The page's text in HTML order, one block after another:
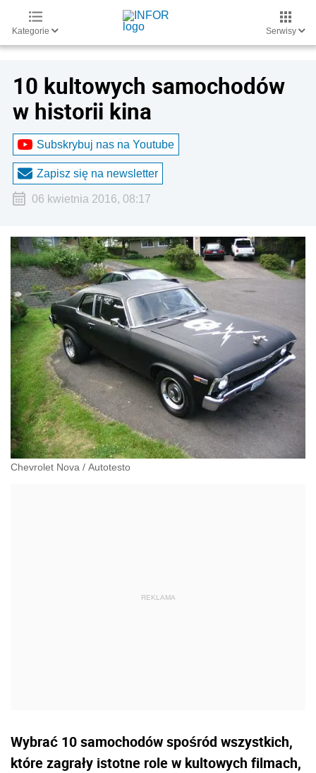
Kategorie Serwisy
10 kultowych samochodów
w historii kina
Subskrybuj nas na Youtube
Zapisz się na newsletter
06 kwietnia 2016, 08:17
Chevrolet Nova / Autotesto
Wybrać 10 samochodów spośród wszystkich,
które zagrały istotne role w kultowych filmach,